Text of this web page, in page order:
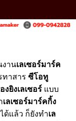
งานเลเซอร์มาร์ค
ทาสารซีโอทู
งยิงเลเซอร์ แบบ
เลเซอร์มาร์คกิ้ง
ด้แล้ว ก็ยังทำเล